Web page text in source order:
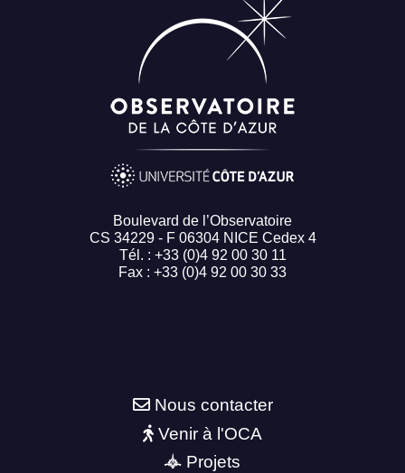
Boulevard de l’Observatoire
CS 34229 - F 06304 NICE Cedex 4
Tél. : +33 (0)4 92 00 30 11
Fax : +33 (0)4 92 00 30 33
Nous contacter
Venir à l'OCA
Projets